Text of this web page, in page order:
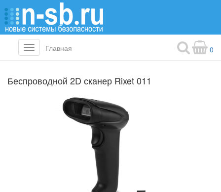
Toggle
navigation
Главная 0
Беспроводной 2D сканер Rixet 011